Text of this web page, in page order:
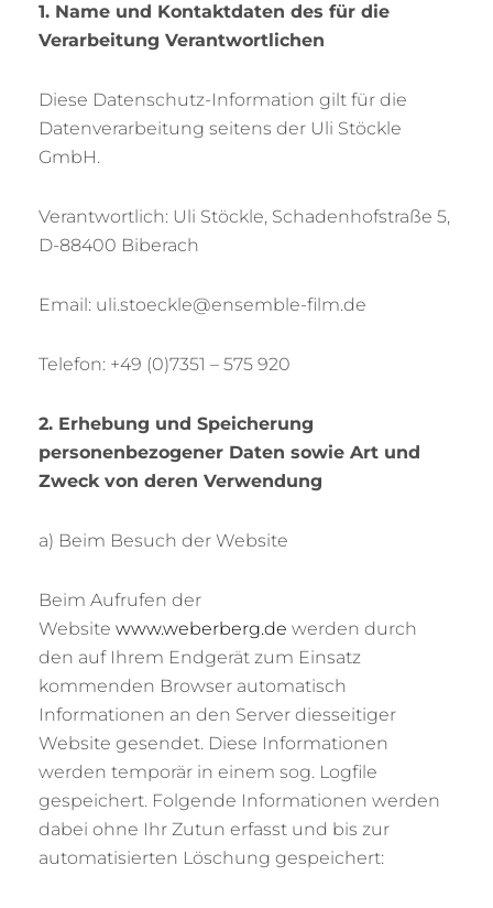
1. Name und Kontaktdaten des für die
Verarbeitung Verantwortlichen
Diese Datenschutz-Information gilt für die
Datenverarbeitung seitens der Uli Stöckle
GmbH.
Verantwortlich: Uli Stöckle, Schadenhofstraße 5,
D-88400 Biberach
Email: uli.stoeckle@ensemble-film.de
Telefon: +49 (0)7351 – 575 920
2. Erhebung und Speicherung
personenbezogener Daten sowie Art und
Zweck von deren Verwendung
a) Beim Besuch der Website
Beim Aufrufen der
Website www.weberberg.de werden durch
den auf Ihrem Endgerät zum Einsatz
kommenden Browser automatisch
Informationen an den Server diesseitiger
Website gesendet. Diese Informationen
werden temporär in einem sog. Logfile
gespeichert. Folgende Informationen werden
dabei ohne Ihr Zutun erfasst und bis zur
automatisierten Löschung gespeichert: